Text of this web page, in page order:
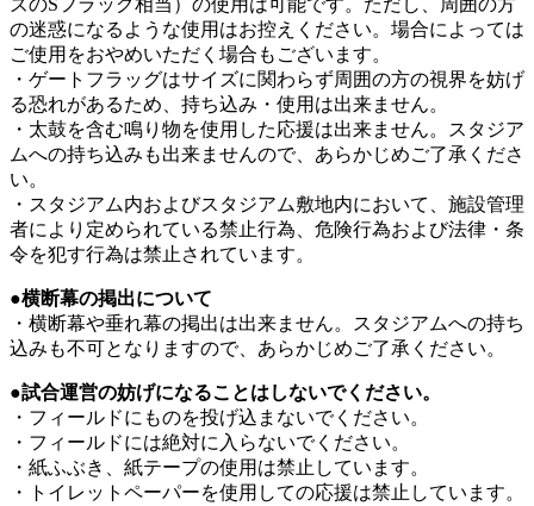
ズのSフラッグ相当）の使用は可能です。ただし、周囲の方
の迷惑になるような使用はお控えください。場合によっては
ご使用をおやめいただく場合もございます。
・ゲートフラッグはサイズに関わらず周囲の方の視界を妨げ
る恐れがあるため、持ち込み・使用は出来ません。
・太鼓を含む鳴り物を使用した応援は出来ません。スタジア
ムへの持ち込みも出来ませんので、あらかじめご了承くださ
い。
・スタジアム内およびスタジアム敷地内において、施設管理
者により定められている禁止行為、危険行為および法律・条
令を犯す行為は禁止されています。
●横断幕の掲出について
・横断幕や垂れ幕の掲出は出来ません。スタジアムへの持ち
込みも不可となりますので、あらかじめご了承ください。
●試合運営の妨げになることはしないでください。
・フィールドにものを投げ込まないでください。
・フィールドには絶対に入らないでください。
・紙ふぶき、紙テープの使用は禁止しています。
・トイレットペーパーを使用しての応援は禁止しています。